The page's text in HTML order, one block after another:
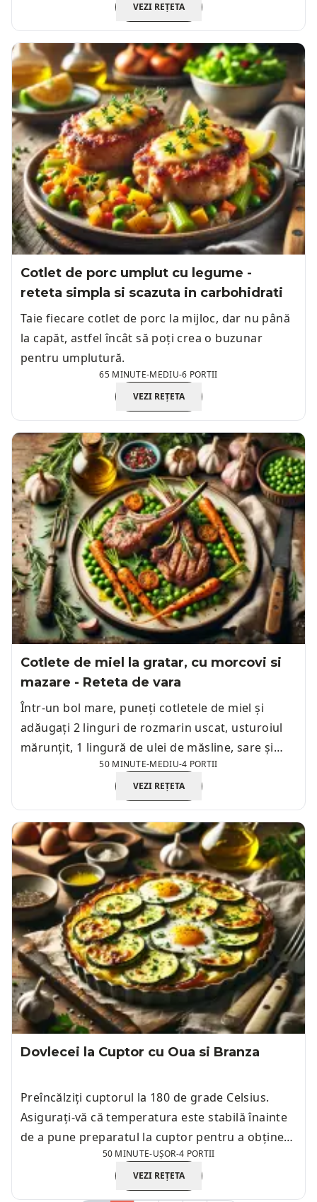
VEZI REȚETA
Cotlet de porc umplut cu legume -
reteta simpla si scazuta in carbohidrati
Taie fiecare cotlet de porc la mijloc, dar nu până
la capăt, astfel încât să poți crea o buzunar
pentru umplutură.
65 MINUTE-MEDIU-6 PORTII
VEZI REȚETA
Cotlete de miel la gratar, cu morcovi si
mazare - Reteta de vara
Într-un bol mare, puneți cotletele de miel și
adăugați 2 linguri de rozmarin uscat, usturoiul
mărunțit, 1 lingură de ulei de măsline, sare și
50 MINUTE-MEDIU-4 PORTII
VEZI REȚETA
Dovlecei la Cuptor cu Oua si Branza
Preîncălziți cuptorul la 180 de grade Celsius.
Asigurați-vă că temperatura este stabilă înainte
de a pune preparatul la cuptor pentru a obține o
coacere uniformă.50 MINUTE-UȘOR-4 PORTII
VEZI REȚETA